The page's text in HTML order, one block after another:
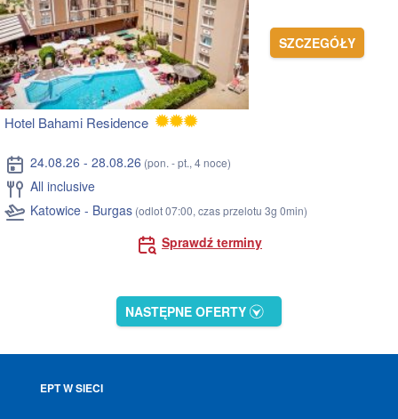
SZCZEGÓŁY
Hotel Bahami Residence
24.08.26 - 28.08.26 (pon. - pt., 4 noce)
All inclusive
Katowice - Burgas (odlot 07:00, czas przelotu 3g 0min)
Sprawdź terminy
NASTĘPNE OFERTY
EPT W SIECI